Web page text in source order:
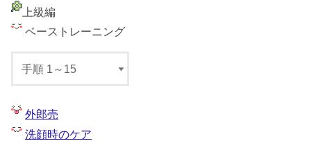
上級編
ベーストレーニング
外郎売
洗顔時のケア